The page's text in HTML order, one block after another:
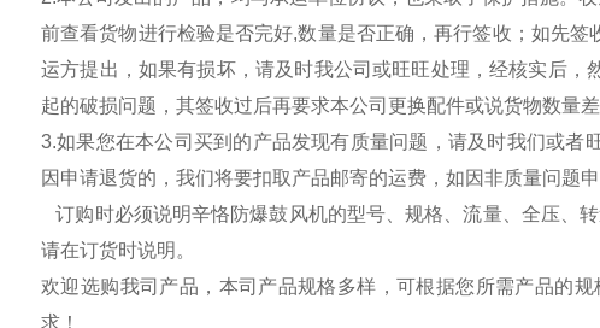
前查看货物进行检验是否完好,数量是否正确，再行签收；如先
运方提出，如果有损坏，请及时我公司或旺旺处理，经核实后，
起的破损问题，其签收过后再要求本公司更换配件或说货物数量
3.如果您在本公司买到的产品发现有质量问题，请及时我们或
因申请退货的，我们将要扣取产品邮寄的运费，如因非质量问题
订购时必须说明辛恪防爆鼓风机的型号、规格、流量、全压、
请在订货时说明。
欢迎选购我司产品，本司产品规格多样，可根据您所需产品的
求！